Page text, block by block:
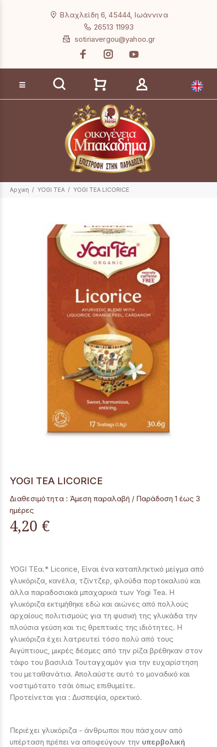
Βλαχλείδη 6, 45444, Ιωάννινα
26513 11993
sotiriavergou@yahoo.gr
Αναζήτηση προϊόντων
Αρχικη YOGI TEA YOGI TEA LICORICE
YOGI TEA LICORICE
Διαθεσιμότητα : Άμεση παραλαβή / Παράδoση 1 έως 3
ημέρες
4,20 €
YOGI TEα.* Licorice, Είναι ένα καταπληκτικό μείγμα από
γλυκόριζα, κανέλα, τζίντζερ, φλούδα πορτοκαλιού και
άλλα παραδοσιακά μπαχαρικά των Yogi Tea. Η
γλυκόριζα εκτιμήθηκε εδώ και αιώνες από πολλούς
αρχαίους πολιτισμούς για τη φυσική της γλυκάδα την
πλούσια γεύση και τις θρεπτικές της ιδιότητες. Η
γλυκόριζα έχει λατρευτεί τόσο πολύ από τους
Αιγύπτιους, μικρές δέσμες από την ρίζα βρέθηκαν στον
τάφο του βασιλιά Τουταγχαμόν για την ευχαρίστηση
του μεταθανάτια. Απολαύστε αυτό το μοναδικό και
νοστιμότατο τσάι όπως επιθυμείτε.
Προτείνεται για : Δυσπεψία, ορεκτικό.
Περιέχει γλυκόριζα - άνθρωποι που πάσχουν από
υπέρταση πρέπει να αποφεύγουν την υπερβολική